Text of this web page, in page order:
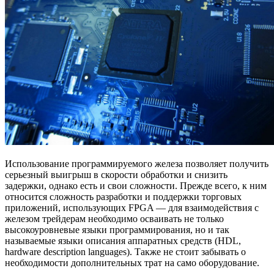
Использование программируемого железа позволяет получить
серьезный выигрыш в скорости обработки и снизить
задержки, однако есть и свои сложности. Прежде всего, к ним
относится сложность разработки и поддержки торговых
приложений, использующих FPGA — для взаимодействия с
железом трейдерам необходимо осваивать не только
высокоуровневые языки программирования, но и так
называемые языки описания аппаратных средств (HDL,
hardware description languages). Также не стоит забывать о
необходимости дополнительных трат на само оборудование.